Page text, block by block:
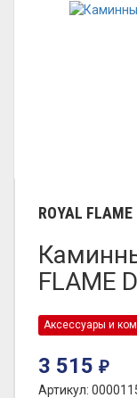
ROYAL FLAME
FLAME
Аксессуары и
3 515 ₽
Артикул: